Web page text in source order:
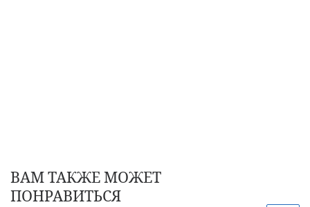
ВАМ ТАКЖЕ МОЖЕТ
ПОНРАВИТЬСЯ